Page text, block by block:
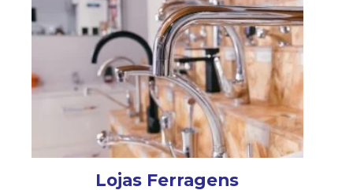
Lojas Ferragens